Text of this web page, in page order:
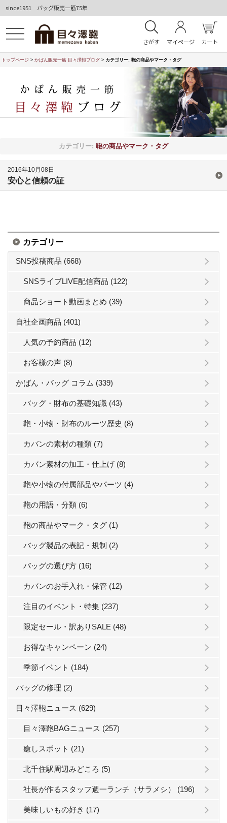
since1951 バッグ販売一筋75年
さがす マイページ カート
トップページ > かばん販売一筋 目々澤鞄ブログ > カテゴリー: 鞄の商品やマーク・タグ
カテゴリー: 鞄の商品やマーク・タグ
2016年10月08日
安心と信頼の証
カテゴリー
SNS投稿商品 (668)
SNSライブLIVE配信商品 (122)
商品ショート動画まとめ (39)
自社企画商品 (401)
人気の予約商品 (12)
お客様の声 (8)
かばん・バッグ コラム (339)
バッグ・財布の基礎知識 (43)
鞄・小物・財布のルーツ歴史 (8)
カバンの素材の種類 (7)
カバン素材の加工・仕上げ (8)
鞄や小物の付属部品やパーツ (4)
鞄の用語・分類 (6)
鞄の商品やマーク・タグ (1)
バッグ製品の表記・規制 (2)
バッグの選び方 (16)
カバンのお手入れ・保管 (12)
注目のイベント・特集 (237)
限定セール・訳ありSALE (48)
お得なキャンペーン (24)
季節イベント (184)
バッグの修理 (2)
目々澤鞄ニュース (629)
目々澤鞄BAGニュース (257)
癒しスポット (21)
北千住駅周辺みどころ (5)
社長が作るスタッフ週一ランチ（サラメシ） (196)
美味しいもの好き (17)